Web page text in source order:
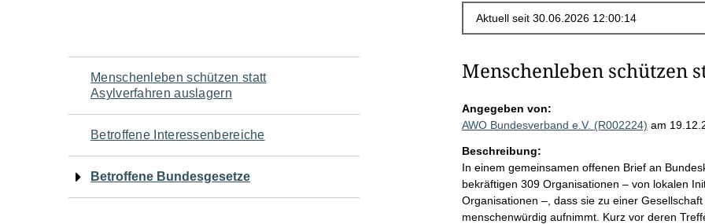
Navigation
für
den
Seiteninhalt
Menschenleben schützen statt
Asylverfahren auslagern
Betroffene Interessenbereiche
Betroffene Bundesgesetze
Menschenleben schützen
Angegeben von:
AWO Bundesverband e.V. (R002224) am
Beschreibung:
In einem gemeinsamen offenen Brief an
bekräftigen 309 Organisationen – von lokalen
Organisationen –, dass sie zu einer
menschenwürdig aufnimmt. Kurz vor deren